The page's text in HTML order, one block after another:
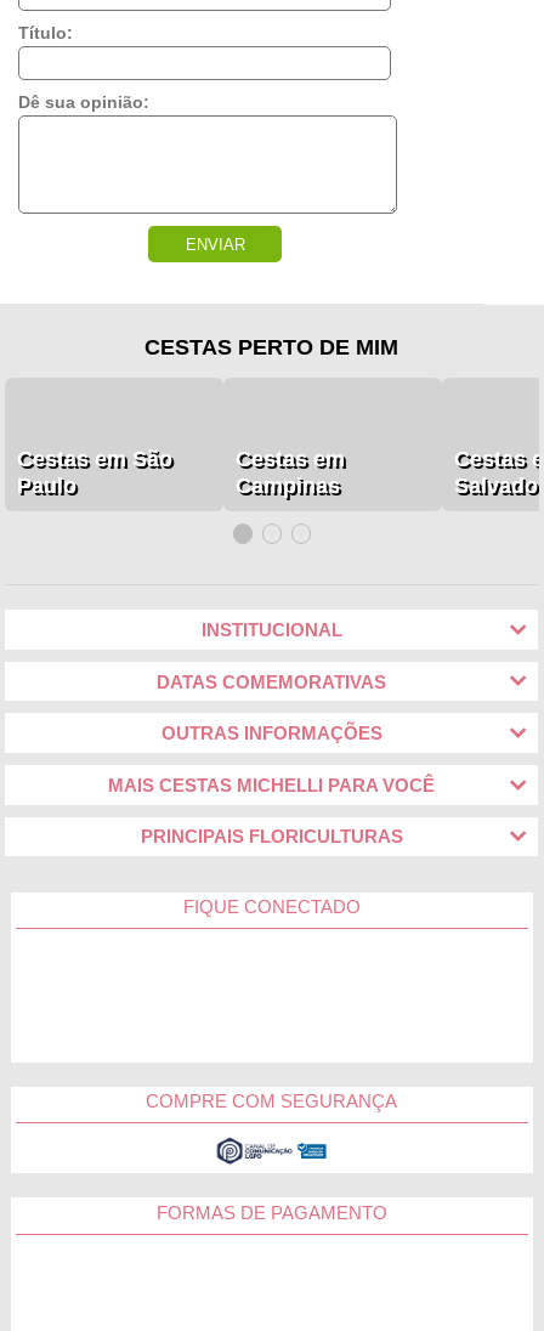
Título:
Dê sua opinião:
ENVIAR
CESTAS PERTO DE MIM
Cestas em São
Paulo
Cestas em
Campinas
Cestas
INSTITUCIONAL
DATAS COMEMORATIVAS
OUTRAS INFORMAÇÕES
MAIS CESTAS MICHELLI PARA VOCÊ
PRINCIPAIS FLORICULTURAS
FIQUE CONECTADO
COMPRE COM SEGURANÇA
FORMAS DE PAGAMENTO